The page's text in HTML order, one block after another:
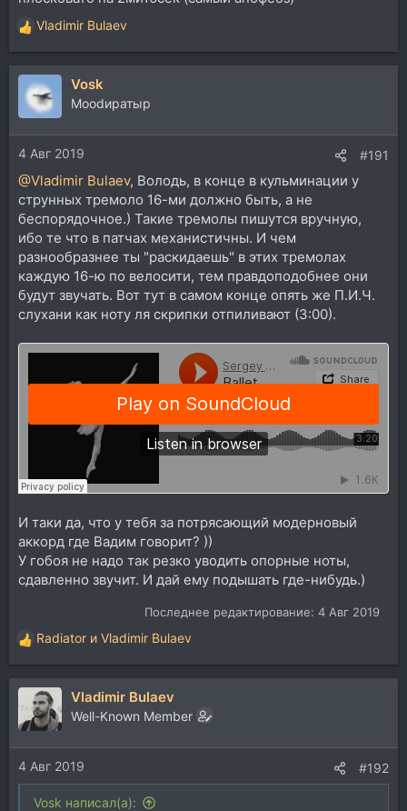
Р
е
а
и
и
:
Vladimir Bulaev
Vosk
Moodиратыр
4 Авг 2019 #191
@Vladimir Bulaev, Володь, в конце в кульминации у
струнных тремоло 16-ми должно быть, а не
беспорядочное.) Такие тремолы пишутся вручную,
ибо те что в патчах механистичны. И чем
разнообразнее ты "раскидаешь" в этих тремолах
каждую 16-ю по велосити, тем правдоподобнее они
будут звучать. Вот тут в самом конце опять же П.И.Ч.
слухани как ноту ля скрипки отпиливают (3:00).
И таки да, что у тебя за потрясающий модерновый
аккорд где Вадим говорит? ))
У гобоя не надо так резко уводить опорные ноты,
сдавленно звучит. И дай ему подышать где-нибудь.)
Последнее редактирование: 4 Авг 2019
Р
е
а
ц
и
и
:
Radiator и Vladimir Bulaev
Vladimir Bulaev
Well-Known Member
4 Авг 2019 #192
Vosk написал(а):